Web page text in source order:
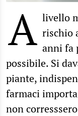
A livello
rischio
anni fa
possibile. Si
piante,
farmaci
non